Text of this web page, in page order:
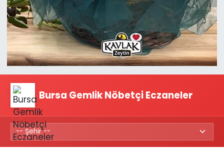
Bursa Gemlik Nöbetçi Eczaneler